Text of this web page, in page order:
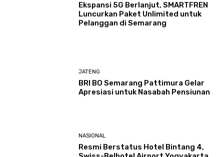
Ekspansi 5G Berlanjut, SMARTFREN
Luncurkan Paket Unlimited untuk
Pelanggan di Semarang
JATENG
BRI BO Semarang Pattimura Gelar
Apresiasi untuk Nasabah Pensiunan
NASIONAL
Resmi Berstatus Hotel Bintang 4,